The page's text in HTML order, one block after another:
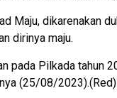
Maju, dikarenakan
dirinya maju.
pada Pilkada tahun
(25/08/2023).(Red)